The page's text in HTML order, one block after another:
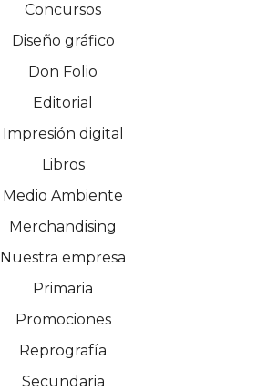
Concursos
Diseño gráfico
Don Folio
Editorial
Impresión digital
Libros
Medio Ambiente
Merchandising
Nuestra empresa
Primaria
Promociones
Reprografía
Secundaria